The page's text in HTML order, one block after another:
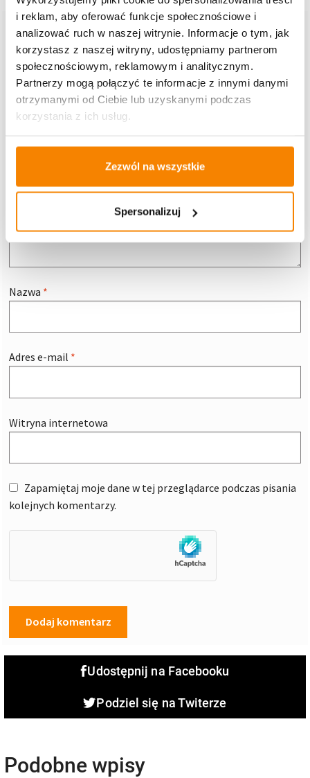
i reklam, aby oferować funkcje społecznościowe i
analizować ruch w naszej witrynie. Informacje o tym, jak
korzystasz z naszej witryny, udostępniamy partnerom
społecznościowym, reklamowym i analitycznym.
Partnerzy mogą połączyć te informacje z innymi danymi
otrzymanymi od Ciebie lub uzyskanymi podczas
korzystania z ich usług.
Zezwól na wszystkie
Spersonalizuj
Dodaj komentarz
Twój adres e-mail nie zostanie opublikowany. Wymagane pola
są oznaczone*
Komentarz *
Nazwa *
Adres e-mail *
Witryna internetowa
Zapamiętaj moje dane w tej przeglądarce podczas pisania
kolejnych komentarzy.
Udostępnij na Facebooku
Podziel się na Twiterze
Podobne wpisy